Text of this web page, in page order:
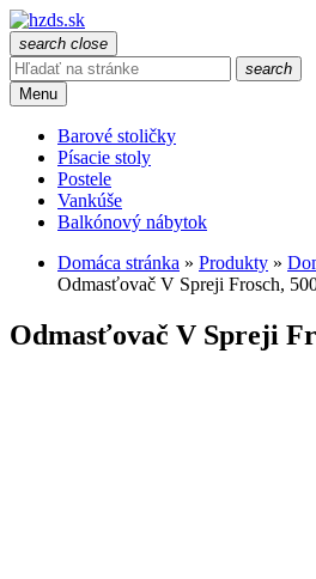
search close
search
Menu
Barové stoličky
Písacie stoly
Postele
Vankúše
Balkónový nábytok
Domáca stránka » Produkty »
Odmasťovač V Spreji Frosch,
Odmasťovač V Spreji